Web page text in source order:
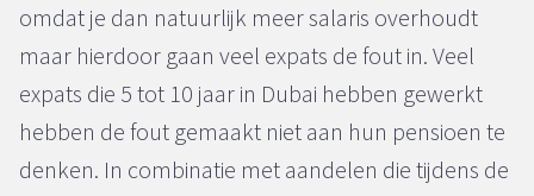
omdat je dan natuurlijk meer salaris overhoudt
maar hierdoor gaan veel expats de fout in. Veel
expats die 5 tot 10 jaar in Dubai hebben gewerkt
hebben de fout gemaakt niet aan hun pensioen te
denken. In combinatie met aandelen die tijdens de